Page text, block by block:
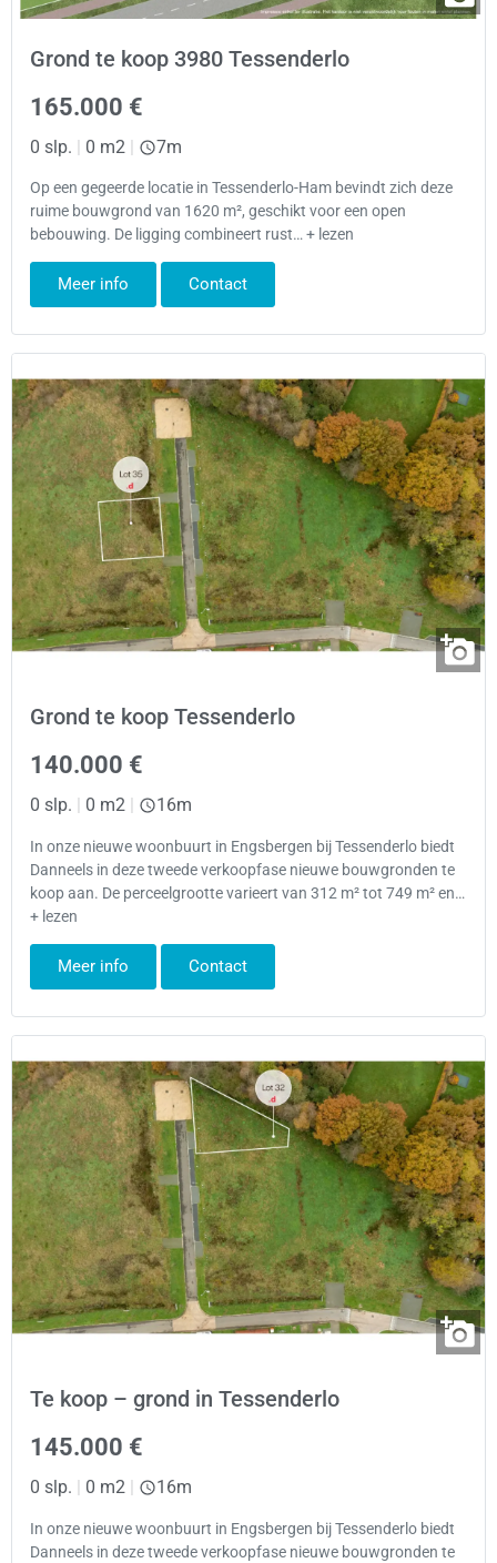
Grond te koop 3980 Tessenderlo
165.000 €
0 slp. | 0 m2 | 7m
Op een gegeerde locatie in Tessenderlo-Ham bevindt zich deze
ruime bouwgrond van 1620 m², geschikt voor een open
bebouwing. De ligging combineert rust… + lezen
Meer info Contact
Grond te koop Tessenderlo
140.000 €
0 slp. 0 m2 16m
In onze nieuwe woonbuurt in Engsbergen bij Tessenderlo biedt
Danneels in deze tweede verkoopfase nieuwe bouwgronden te
koop aan. De perceelgrootte varieert van 312 m² tot 749 m² en…
+ lezen
Meer info Contact
Te koop – grond in Tessenderlo
145.000 €
0 slp. | 0 m2 | 16m
In onze nieuwe woonbuurt in Engsbergen bij Tessenderlo biedt
Danneels in deze tweede verkoopfase nieuwe bouwgronden te